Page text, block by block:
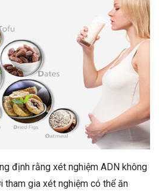
định rằng xét nghiệm ADN không
tham gia xét nghiệm có thể ăn